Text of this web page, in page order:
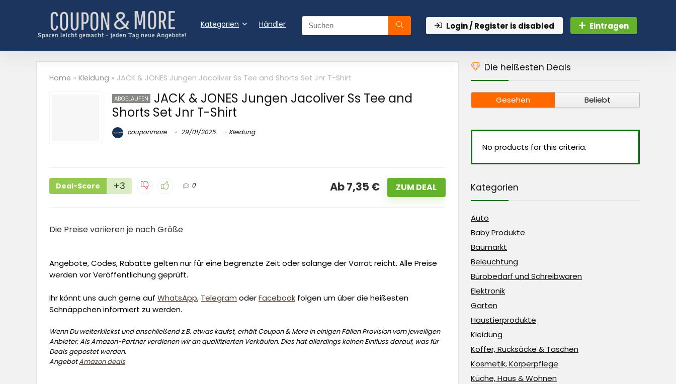
Kategorien Händler Login / Register is disabled Eintragen
Home » Kleidung » JACK & JONES Jungen Jacoliver Ss Tee and Shorts Set Jnr T-Shirt
ABGELAUFEN
JACK & JONES Jungen Jacoliver Ss Tee and
Shorts Set Jnr T-Shirt
couponmore 29/01/2025 Kleidung
Deal-Score +3 0 Ab 7,35 € ZUM DEAL
Die Preise variieren je nach Größe
Angebote, Codes, Rabatte gelten nur für eine begrenzte Zeit oder solange der Vorrat reicht. Alle Preise
werden vor Veröffentlichung geprüft.
Ihr könnt uns auch gerne auf WhatsApp, Telegram oderFacebook folgen um über die heißesten
Schnäppchen informiert zu werden.
Wenn Du weiterklickst und anschließend z.B. etwas kaufst, erhält Coupon & More in einigen Fällen Provision vom jeweiligen
Anbieter. Als Amazon-Partner verdienen wir an qualifizierten Verkäufen. Dies hat allerdings keinen Einfluss darauf, was für
Deals gepostet werden.
AngebotAmazon deals
Die heißesten Deals
Gesehen Beliebt
No products for this criteria.
Kategorien
Auto
Baby Produkte
Baumarkt
Beleuchtung
Bürobedarf und Schreibwaren
Elektronik
Garten
Haustierprodukte
Kleidung
Koffer, Rucksäcke & Taschen
Kosmetik, Körperpflege
Küche, Haus & Wohnen